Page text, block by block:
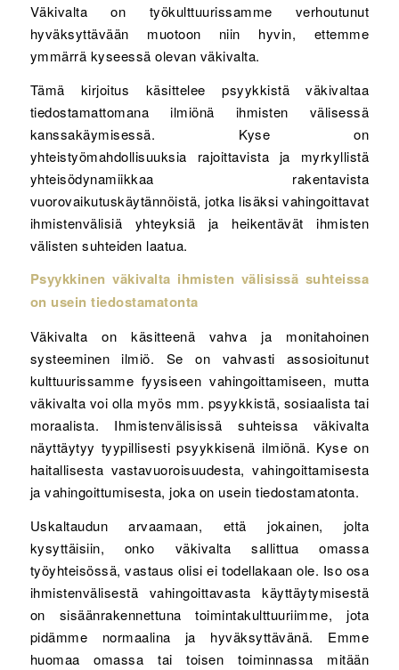
Väkivalta on työkulttuurissamme verhoutunut
hyväksyttävään muotoon niin hyvin, ettemme
ymmärrä kyseessä olevan väkivalta.
Tämä kirjoitus käsittelee psyykkistä väkivaltaa
tiedostamattomana ilmiönä ihmisten välisessä
kanssakäymisessä. Kyse on
yhteistyömahdollisuuksia rajoittavista ja myrkyllistä
yhteisödynamiikkaa rakentavista
vuorovaikutuskäytännöistä, jotka lisäksi vahingoittavat
ihmistenvälisiä yhteyksiä ja heikentävät ihmisten
välisten suhteiden laatua.
Psyykkinen väkivalta ihmisten välisissä suhteissa
on usein tiedostamatonta
Väkivalta on käsitteenä vahva ja monitahoinen
systeeminen ilmiö. Se on vahvasti assosioitunut
kulttuurissamme fyysiseen vahingoittamiseen, mutta
väkivalta voi olla myös mm. psyykkistä, sosiaalista tai
moraalista. Ihmistenvälisissä suhteissa väkivalta
näyttäytyy tyypillisesti psyykkisenä ilmiönä. Kyse on
haitallisesta vastavuoroisuudesta, vahingoittamisesta
ja vahingoittumisesta, joka on usein tiedostamatonta.
Uskaltaudun arvaamaan, että jokainen, jolta
kysyttäisiin, onko väkivalta sallittua omassa
työyhteisössä, vastaus olisi ei todellakaan ole. Iso osa
ihmistenvälisestä vahingoittavasta käyttäytymisestä
on sisäänrakennettuna toimintakulttuuriimme, jota
pidämme normaalina ja hyväksyttävänä. Emme
huomaa omassa tai toisen toiminnassa mitään